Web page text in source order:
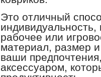
Это отличный
рабочее или
материал, размер
ваши
аксессуаром,